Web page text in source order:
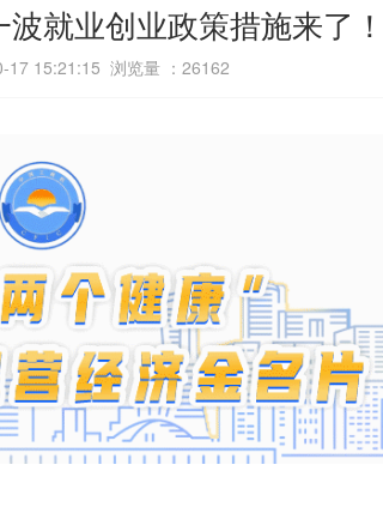
波就业创业政策措施来了！
17 15:21:15 浏览量 ： 26162